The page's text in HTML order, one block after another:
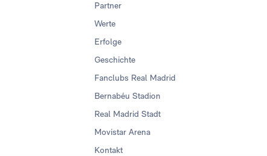
Partner
Werte
Erfolge
Geschichte
Fanclubs Real Madrid
Bernabéu Stadion
Real Madrid Stadt
Movistar Arena
Kontakt